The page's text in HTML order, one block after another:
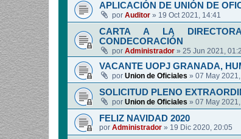
APLICACIÓN DE UNIÓN DE
por Auditor » 19 Oct 2021, 14:41
CARTA A LA
CONDECORACIÓN
por Administrador » 25 Jun 2021,
VACANTE UOPJ GRANADA,
por Union de Oficiales » 07 May
SOLICITUD PLENO
por Union de Oficiales » 07 May
FELIZ NAVIDAD 2020
por Administrador » 19 Dic 2020, 20:05